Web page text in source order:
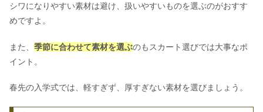
シワになりやすい素材は避け、扱いやすいものを選ぶのがおすす
めですよ。
また、 季節に合わせて素材を選ぶのもスカート選びでは大事なポ
イント。
春先の入学式では、軽すぎず、厚すぎない素材を選びましょう。